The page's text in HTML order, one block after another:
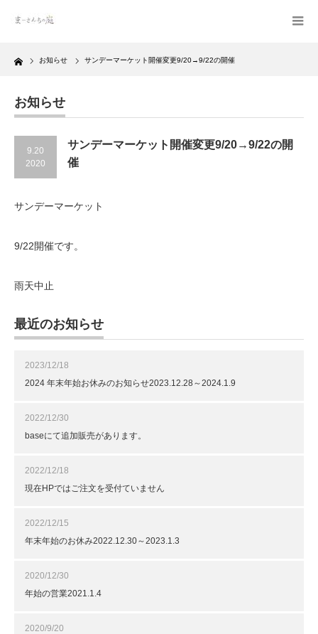
Home お知らせ サンデーマーケット開催変更9/20→9/22の開催
お知らせ
9.20
2020
サンデーマーケット開催変更9/20→9/22の開
催
サンデーマーケット
9/22開催です。
雨天中止
最近のお知らせ
2023/12/18
2024 年末年始お休みのお知らせ2023.12.28～2024.1.9
2022/12/30
baseにて追加販売があります。
2022/12/18
現在HPではご注文を受付ていません
2022/12/15
年末年始のお休み2022.12.30～2023.1.3
2020/12/30
年始の営業2021.1.4
2020/9/20